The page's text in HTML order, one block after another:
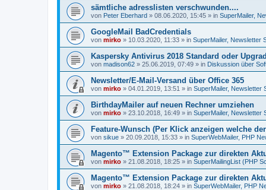
sämtliche adresslisten verschwunden....
von Peter Eberhard » 08.06.2020, 15:45 » in SuperMailer,
GoogleMail BadCredentials
von mirko » 10.03.2020, 11:33 » in SuperMailer, Newsletter
Kaspersky Antivirus 2018 Standard oder
von madison62 » 25.06.2019, 07:49 » in Diskussion über
Newsletter/E-Mail-Versand über Office 365
von mirko » 04.01.2019, 13:51 » in SuperMailer, Newsletter
BirthdayMailer auf neuen Rechner umziehen
von mirko » 23.10.2018, 16:49 » in SuperMailer, Newsletter
Feature-Wunsch (Per Klick anzeigen welche
von sikue » 20.09.2018, 15:33 » in SuperWebMailer, PHP
Magento™ Extension Package zur direkten
von mirko » 21.08.2018, 18:25 » in SuperMailingList (PHP
Magento™ Extension Package zur direkten
von mirko » 21.08.2018, 18:24 » in SuperWebMailer, PHP